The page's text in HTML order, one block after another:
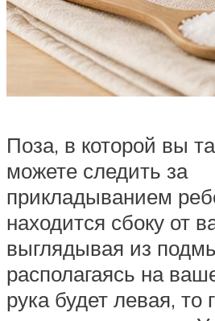
Поза, в которой вы
можете следить за
прикладыванием
находится сбоку от
выглядывая из
располагаясь на
рука будет левая,